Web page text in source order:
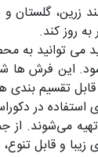
زرین،
روز کند.
می توانید به
این فرش ها
تقسیم بندی
استفاده در
می‌شوند.
و قابل